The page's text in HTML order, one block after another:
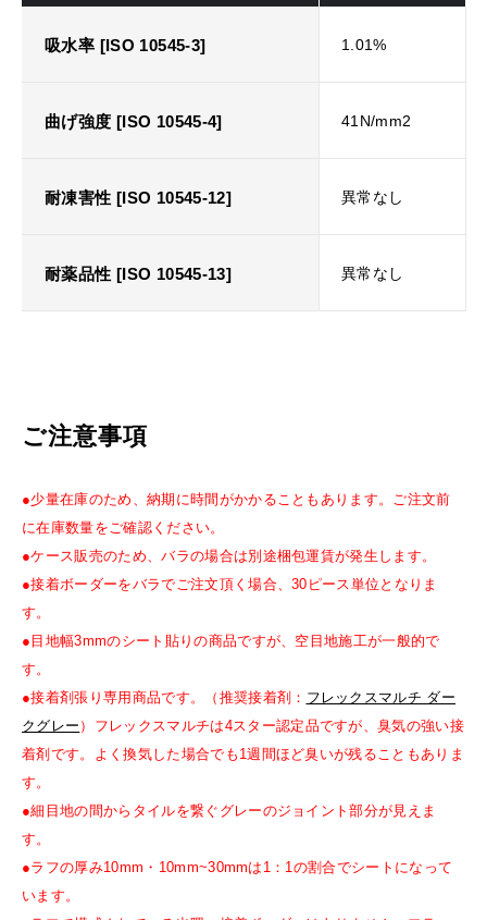
吸水率 [ISO 10545-3] 1.01%
曲げ強度 [ISO 10545-4] 41N/mm2
耐凍害性 [ISO 10545-12] 異常なし
耐薬品性 [ISO 10545-13] 異常なし
ご注意事項
●少量在庫のため、納期に時間がかかることもあります。ご注文前
に在庫数量をご確認ください。
●ケース販売のため、バラの場合は別途梱包運賃が発生します。
●接着ボーダーをバラでご注文頂く場合、30ピース単位となりま
す。
●目地幅3mmのシート貼りの商品ですが、空目地施工が一般的で
す。
●接着剤張り専用商品です。（推奨接着剤： フレックスマルチ ダー
クグレー ）フレックスマルチは4スター認定品ですが、臭気の強い接
着剤です。よく換気した場合でも1週間ほど臭いが残ることもありま
す。
●細目地の間からタイルを繋ぐグレーのジョイント部分が見えま
す。
●ラフの厚み10mm・10mm~30mmは1：1の割合でシートになって
います。